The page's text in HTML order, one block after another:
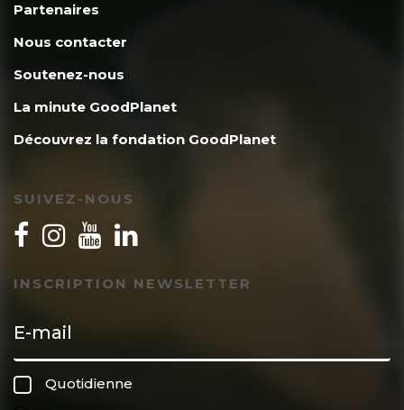
Partenaires
Nous contacter
Soutenez-nous
La minute GoodPlanet
Découvrez la fondation GoodPlanet
SUIVEZ-NOUS
INSCRIPTION NEWSLETTER
Quotidienne